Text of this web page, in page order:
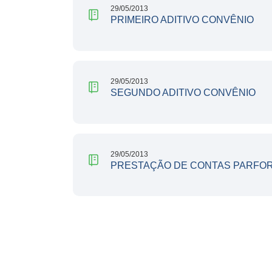
29/05/2013
PRIMEIRO ADITIVO CONVÊNIO
29/05/2013
SEGUNDO ADITIVO CONVÊNIO
29/05/2013
PRESTAÇÃO DE CONTAS